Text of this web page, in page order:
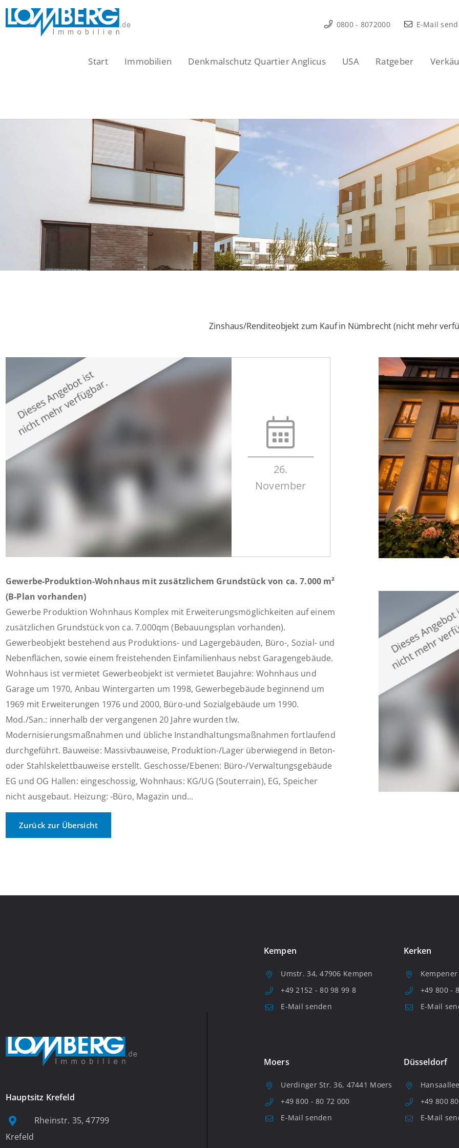
Zum
Inhalt
0800 - 8072000 E-Mail
Start Immobilien Denkmalschutz Quartier Anglicus USA Ratgeber
Zinshaus/Renditeobjekt zum Kauf in Nümbrecht (nicht mehr
26.
November
Gewerbe-Produktion-Wohnhaus mit zusätzlichem Grundstück von ca. 7.000 m²
(B-Plan vorhanden)
Gewerbe Produktion Wohnhaus Komplex mit Erweiterungsmöglichkeiten auf einem
zusätzlichen Grundstück von ca. 7.000qm (Bebauungsplan vorhanden).
Gewerbeobjekt bestehend aus Produktions- und Lagergebäuden, Büro-, Sozial- und
Nebenflächen, sowie einem freistehenden Einfamilienhaus nebst Garagengebäude.
Wohnhaus ist vermietet Gewerbeobjekt ist vermietet Baujahre: Wohnhaus und
Garage um 1970, Anbau Wintergarten um 1998, Gewerbegebäude beginnend um
1969 mit Erweiterungen 1976 und 2000, Büro-und Sozialgebäude um 1990.
Mod./San.: innerhalb der vergangenen 20 Jahre wurden tlw.
Modernisierungsmaßnahmen und übliche Instandhaltungsmaßnahmen fortlaufend
durchgeführt. Bauweise: Massivbauweise, Produktion-/Lager überwiegend in Beton-
oder Stahlskelettbauweise erstellt. Geschosse/Ebenen: Büro-/Verwaltungsgebäude
EG und OG Hallen: eingeschossig, Wohnhaus: KG/UG (Souterrain), EG, Speicher
nicht ausgebaut. Heizung: -Büro, Magazin und...
Zurück zur Übersicht
Hauptsitz Krefeld
Rheinstr. 35, 47799
Krefeld
Kempen
Umstr. 34, 47906 Kempen
+49 2152 - 80 98 99 8
E-Mail senden
Kerken
+49 800 -
E-Mail
Moers
Uerdinger Str. 36, 47441 Moers
+49 800 - 80 72 000
E-Mail senden
Düsseldorf
+49 800
E-Mail